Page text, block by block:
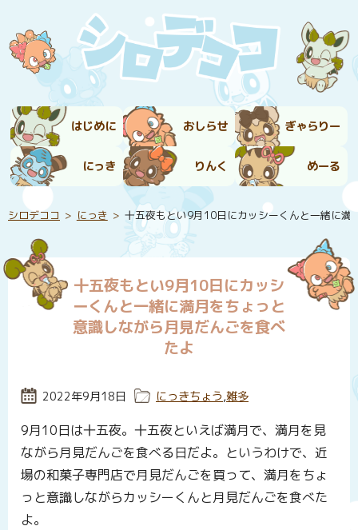
はじめに おしらせ ぎゃらりー
にっき りんく めーる
シロデココ にっき 十五夜もとい9月10日にカッシーくんと一緒に
十五夜もとい9月10日にカッシ
ーくんと一緒に満月をちょっと
意識しながら月見だんごを食べ
たよ
投稿日:
2022年9月18日 カテゴリー:
にっきちょう,雑多
9月10日は十五夜。十五夜といえば満月で、満月を見
ながら月見だんごを食べる日だよ。というわけで、近
場の和菓子専門店で月見だんごを買って、満月をちょ
っと意識しながらカッシーくんと月見だんごを食べた
よ。